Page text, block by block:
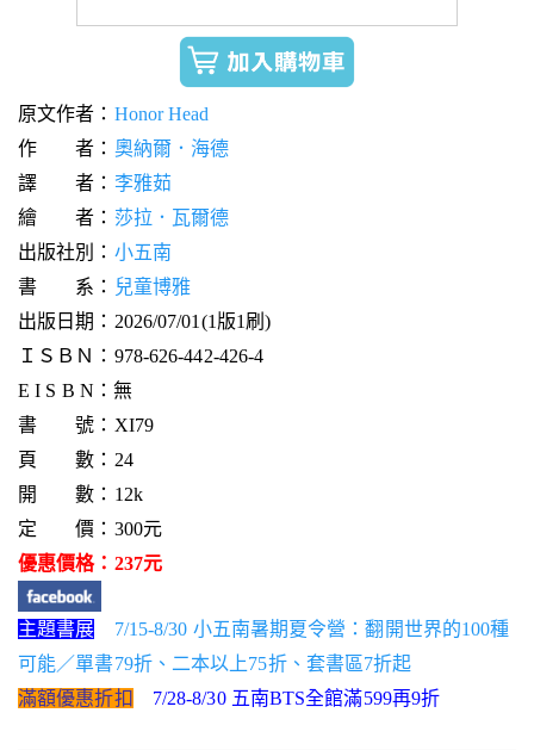
原文作者： Honor Head
作 者： 奧納爾．海德
譯 者： 李雅茹
繪 者： 莎拉．瓦爾德
出版社別： 小五南
書 系： 兒童博雅
出版日期：2026/07/01(1版1刷)
ＩＳＢＮ：978-626-442-426-4
E I S B N：無
書 號：XI79
頁 數：24
開 數：12k
定 價：300元
優惠價格：237元
主題書展
7/15-8/30 小五南暑期夏令營：翻開世界的100種
可能／單書79折、二本以上75折、套書區7折起
滿額優惠折扣
7/28-8/30 五南BTS全館滿599再9折